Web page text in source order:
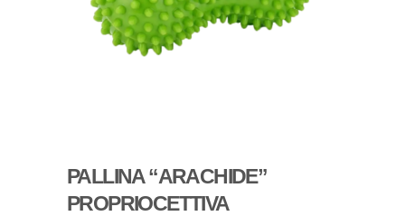
PALLINA “ARACHIDE”
PROPRIOCETTIVA